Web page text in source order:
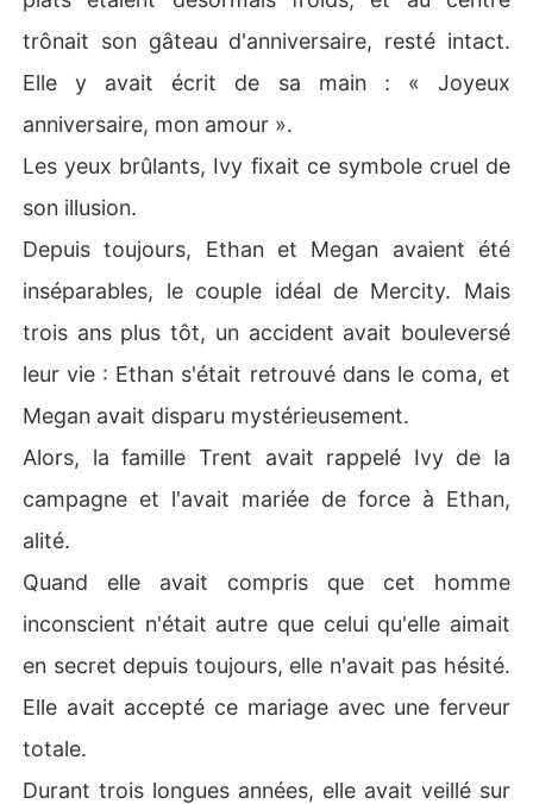
trônait son gâteau d'anniversaire, resté intact.
Elle y avait écrit de sa main : « Joyeux
anniversaire, mon amour ».
Les yeux brûlants, Ivy fixait ce symbole cruel de
son illusion.
Depuis toujours, Ethan et Megan avaient été
inséparables, le couple idéal de Mercity. Mais
trois ans plus tôt, un accident avait bouleversé
leur vie : Ethan s'était retrouvé dans le coma, et
Megan avait disparu mystérieusement.
Alors, la famille Trent avait rappelé Ivy de la
campagne et l'avait mariée de force à Ethan,
alité.
Quand elle avait compris que cet homme
inconscient n'était autre que celui qu'elle aimait
en secret depuis toujours, elle n'avait pas hésité.
Elle avait accepté ce mariage avec une ferveur
totale.
Durant trois longues années, elle avait veillé sur